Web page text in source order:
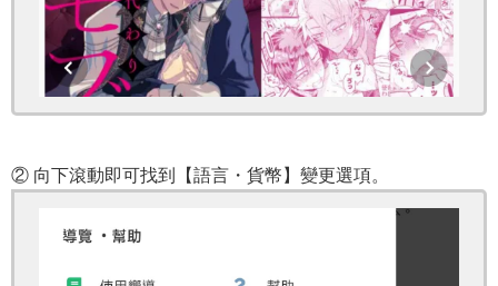
② 向下滾動即可找到【語言・貨幣】變更選項。